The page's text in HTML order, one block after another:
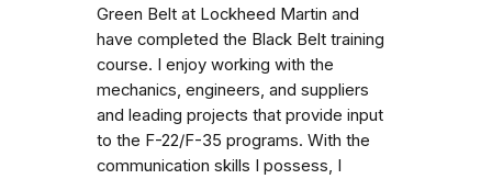
Green Belt at Lockheed Martin and
have completed the Black Belt training
course. I enjoy working with the
mechanics, engineers, and suppliers
and leading projects that provide input
to the F-22/F-35 programs. With the
communication skills I possess, I